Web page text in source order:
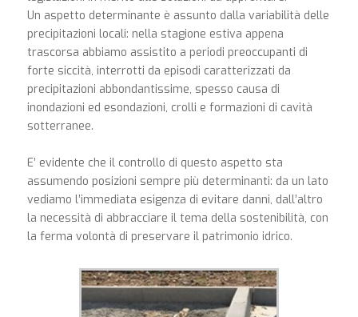
Un aspetto determinante è assunto dalla variabilità delle
precipitazioni locali: nella stagione estiva appena
trascorsa abbiamo assistito a periodi preoccupanti di
forte siccità, interrotti da episodi caratterizzati da
precipitazioni abbondantissime, spesso causa di
inondazioni ed esondazioni, crolli e formazioni di cavità
sotterranee.
E’ evidente che il controllo di questo aspetto sta
assumendo posizioni sempre più determinanti: da un lato
vediamo l’immediata esigenza di evitare danni, dall’altro
la necessità di abbracciare il tema della sostenibilità, con
la ferma volontà di preservare il patrimonio idrico.